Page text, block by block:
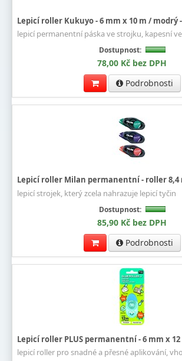
Lepicí roller Kukuyo - 6 mm x 10 m / modrý
lepicí permanentní páska ve strojku, kapesní
Dostupnost:
78,00 Kč bez DPH
Podrobnosti
Lepicí roller Milan permanentní - roller 8,4
lepicí strojek, který zcela nahrazuje lepicí tyčin
Dostupnost:
85,90 Kč bez DPH
Podrobnosti
Lepicí roller PLUS permanentní - 6 mm x 12
lepicí roller pro snadné a přesné aplikování,